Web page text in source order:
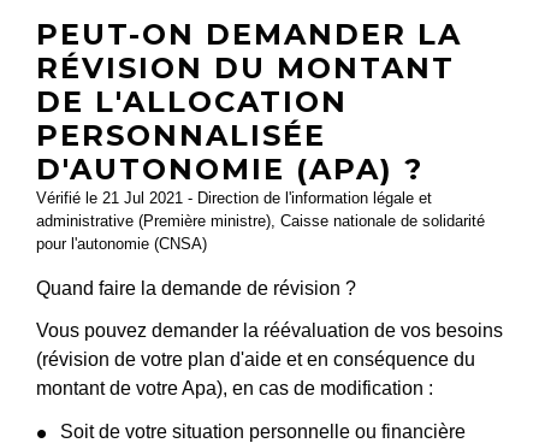
PEUT-ON DEMANDER LA
RÉVISION DU MONTANT
DE L'ALLOCATION
PERSONNALISÉE
D'AUTONOMIE (APA) ?
Vérifié le 21 Jul 2021 - Direction de l'information légale et
administrative (Première ministre), Caisse nationale de solidarité
pour l'autonomie (CNSA)
Quand faire la demande de révision ?
Vous pouvez demander la réévaluation de vos besoins
(révision de votre plan d'aide et en conséquence du
montant de votre Apa), en cas de modification :
Soit de votre situation personnelle ou financière